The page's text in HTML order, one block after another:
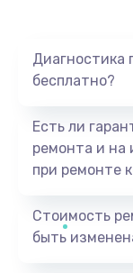
Диагностика
бесплатно?
Есть ли
ремонта и на
при ремонте
Стоимость
быть